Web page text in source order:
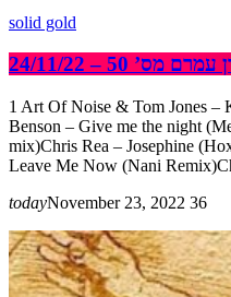
solid gold
50 – 24/11/22
1 Art Of Noise & Tom Jones –
Benson – Give me the night
mix)Chris Rea – Josephine
Leave Me Now (Nani
todayNovember 23, 2022 36